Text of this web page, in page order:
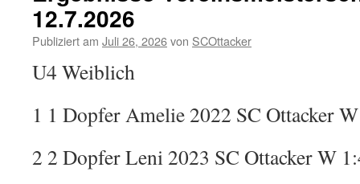
12.7.2026
Publiziert am Juli 26, 2026von SCOttacker
U4 Weiblich
1 1 Dopfer Amelie 2022 SC Ottacker
2 2 Dopfer Leni 2023 SC Ottacker W